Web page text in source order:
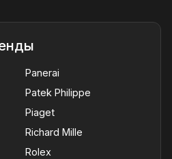
Panerai
Patek Philippe
Piaget
Richard Mille
Rolex